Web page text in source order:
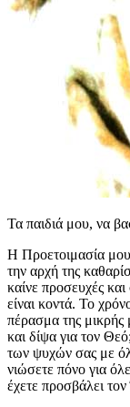
Τα παιδιά μου, να
Η Προετοιμασία
την αρχή της
καίνε προσευχές
είναι κοντά. Το
πέρασμα της μικρής
και δίψα για τον
των ψυχών σας με
νιώσετε πόνο για
έχετε προσβάλει